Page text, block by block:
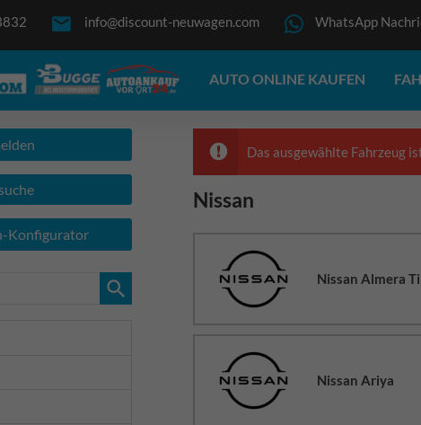
info@discount-neuwagen.com WhatsApp
AUTO ONLINE KAUFEN
Das ausgewählte Fahrzeug
Nissan
Nissan Almera
Nissan Ariya
Konfigurator